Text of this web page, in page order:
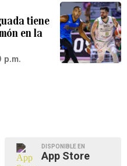
tiene
en la
p.m.
DISPONIBLE EN
App Store